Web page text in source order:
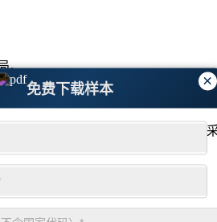
×
免费下载样本
。
据了 26% 的重要份额。随着城